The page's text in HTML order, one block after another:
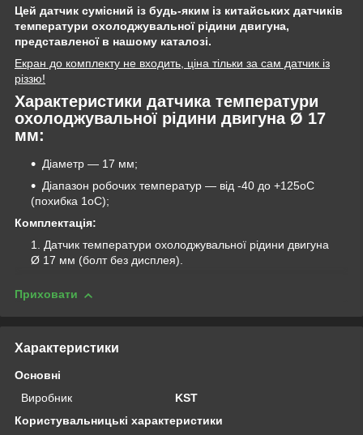
Цей датчик сумісний із будь-яким із китайських датчиків
температури охолоджувальної рідини двигуна,
представленої в нашому каталозі.
Екран до комплекту не входить, ціна тільки за сам датчик із
різзю!
Характеристики датчика температури
охолоджувальної рідини двигуна Ø 17
мм:
Діаметр — 17 мм;
Діапазон робочих температур — від -40 до +125oС
(похибка 1oС);
Комплектація:
Датчик температури охолоджувальної рідини двигуна
Ø 17 мм (болт без дисплея).
Приховати
Характеристики
Основні
Виробник
KST
Користувальницькі характеристики